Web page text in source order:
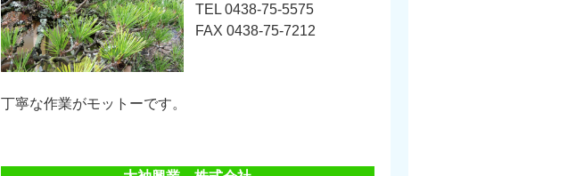
TEL 0438-75-5575
FAX 0438-75-7212
丁寧な作業がモットーです。